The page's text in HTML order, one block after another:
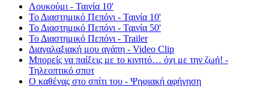
Λουκούμι - Ταινία 10'
Το Διαστημικό Πεπόνι - Ταινία 10'
Το Διαστημικό Πεπόνι - Ταινία 50'
Το Διαστημικό Πεπόνι - Trailer
Διαγαλαξιακή μου αγάπη - Video Clip
Μπορείς να παίξεις με το κινητό… όχι με την ζωή! -
Τηλεοπτικό σποτ
Ο καθένας στο σπίτι του - Ψηφιακή αφήγηση